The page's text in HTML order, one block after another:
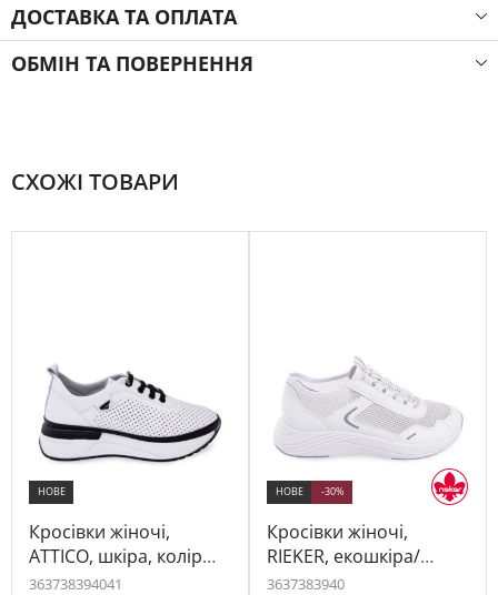
ДОСТАВКА ТА ОПЛАТА
ОБМІН ТА ПОВЕРНЕННЯ
СХОЖІ ТОВАРИ
НОВЕ
Кросівки жіночі,
ATTICO, шкіра, колір
білий, 1043088
363738394041
НОВЕ
Кросівки жіночі,
RIEKER, екошкіра/
текстиль, колір білий,
-30%
3637383940